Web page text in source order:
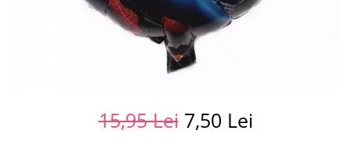
15,95 Lei 7,50 Lei